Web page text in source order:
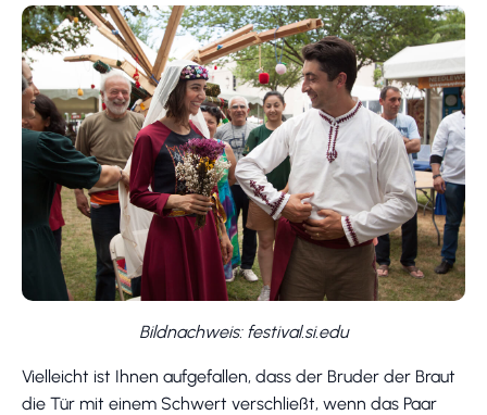
Bildnachweis: festival.si.edu
Vielleicht ist Ihnen aufgefallen, dass der Bruder der Braut
die Tür mit einem Schwert verschließt, wenn das Paar